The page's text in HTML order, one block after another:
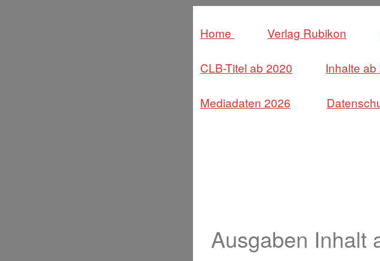
Home Verlag Rubikon
CLB-Titel ab 2020 Inhalte
Mediadaten 2026
Ausgaben Inhalt